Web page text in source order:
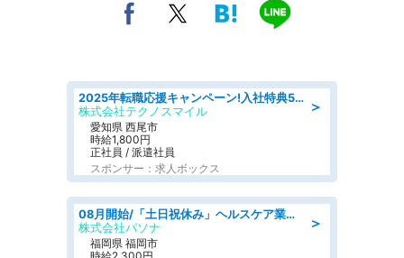
＞
2025年転職応援キャンペーン!入社特典58万円/デンソーで働こう!自動車工場で小型部品の検査業務 denso aichi
株式会社テクノスマイル
愛知県 西尾市
時給1,800円
正社員 / 派遣社員
スポンサー：求人ボックス
＞
08月開始/「土日祝休み」ヘルスケア業界の産業保健師/高時給/未経験OK/要資格:保健師、正看護師
株式会社パソナ
福岡県 福岡市